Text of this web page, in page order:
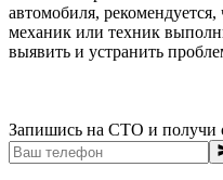
автомобиля,
механик или техник
выявить и устранить
Запишись на СТО и получи